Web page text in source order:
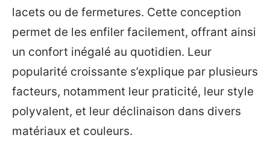
lacets ou de fermetures. Cette conception
permet de les enfiler facilement, offrant ainsi
un confort inégalé au quotidien. Leur
popularité croissante s’explique par plusieurs
facteurs, notamment leur praticité, leur style
polyvalent, et leur déclinaison dans divers
matériaux et couleurs.